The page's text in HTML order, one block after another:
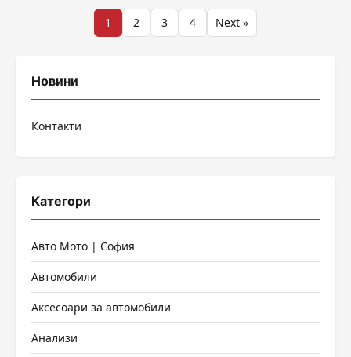
Разделяне
публикациите
1 2 3 4 Next »
Новини
Контакти
Категори
Авто Мото | София
Автомобили
Аксесоари за автомобили
Анализи